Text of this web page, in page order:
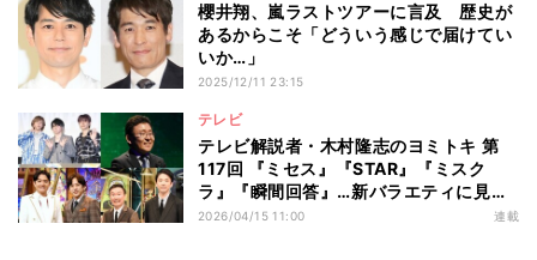
櫻井翔、嵐ラストツアーに言及 歴史が
あるからこそ「どういう感じで届けてい
いか…」
2025/12/11 23:15
テレビ
テレビ解説者・木村隆志のヨミトキ 第
117回 『ミセス』『STAR』『ミスク
ラ』『瞬間回答』…新バラエティに見え
る3つの傾向 話題性欠く背景とそれで
2026/04/15 11:00 連載